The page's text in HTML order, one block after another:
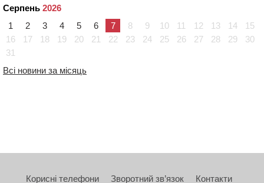
Серпень 2026
1
2 3 4 5 6 7 8 9 10 11 12 13 14
15
16
17 18 19 20 21 22 23 24 25 26 27 28 29
30
31
Всі новини за місяць
Корисні телефони Зворотний зв’язок Контакти